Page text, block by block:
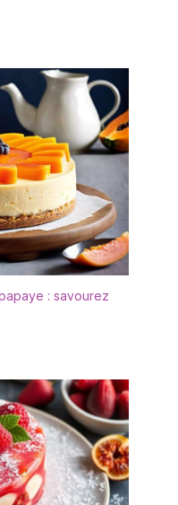
et l'humidité.
préserver
de leurs souvenirs
les transformant
pièce
artistique.
Créative
Cette glass
s'adapte à toutes
de décoration
un mini terrarium
grasses, un
de table féerique
mariage, ou
sur une
au salon, à
ou aux
de boutiques.
Premium &
Sécurisé]
que la
et la
: savourez